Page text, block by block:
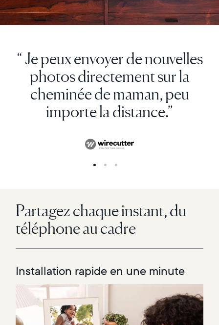
“ Je peux envoyer de nouvelles
photos directement sur la
cheminée de maman, peu
importe la distance.”
Partagez chaque instant, du
téléphone au cadre
Installation rapide en une minute